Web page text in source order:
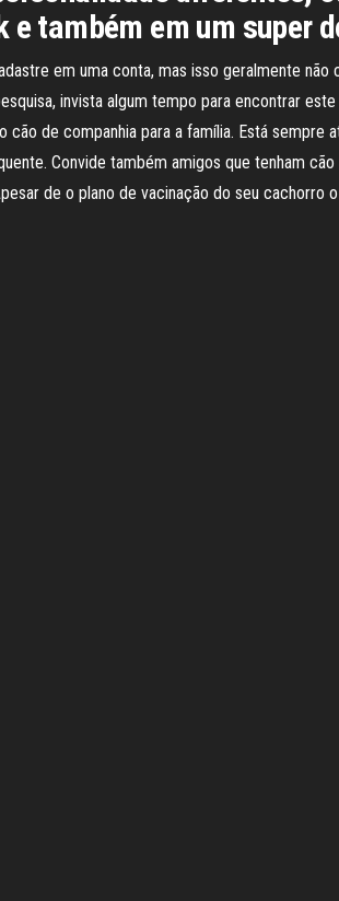
e também em um super
em uma conta, mas isso geralmente não
invista algum tempo para encontrar
de companhia para a família. Está sempre
Convide também amigos que tenham
de o plano de vacinação do seu cachorro